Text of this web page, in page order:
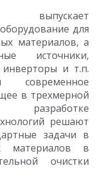
для
материалов, а
источники,
и т.п.
в трехмерной
разработке
решают
задачи в
материалов в
очистки